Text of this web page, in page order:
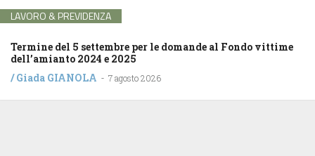
LAVORO & PREVIDENZA
Termine del 5 settembre per le domande al Fondo vittime
dell’amianto 2024 e 2025
/Giada GIANOLA - 7 agosto 2026